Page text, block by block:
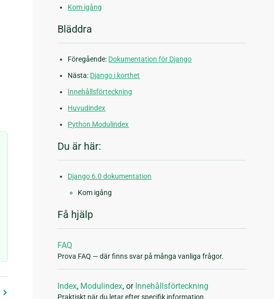
Kom igång
Bläddra
Föregående: Dokumentation för Django
Nästa: Django i korthet
Innehållsförteckning
Huvudindex
Python Modulindex
Du är här:
Django 6.0 dokumentation
Kom igång
Få hjälp
FAQ
Prova FAQ — där finns svar på många vanliga frågor.
Index, Modulindex, or Innehållsförteckning
Praktiskt när du letar efter specifik information.